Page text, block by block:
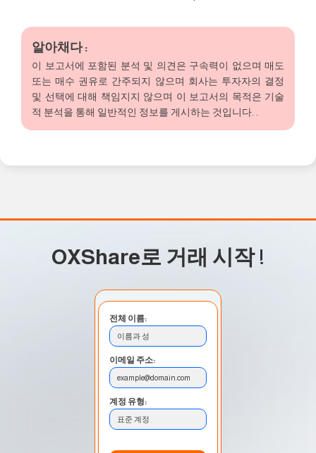
알아채다 :
이 보고서에 포함된 분석 및 의견은 구속력이 없으며 매도
또는 매수 권유로 간주되지 않으며 회사는 투자자의 결정
및 선택에 대해 책임지지 않으며 이 보고서의 목적은 기술
적 분석을 통해 일반적인 정보를 게시하는 것입니다. .
OXShare로 거래 시작!
전체 이름:
이름과 성
이메일 주소:
example@domain.com
계정 유형:
표준 계정